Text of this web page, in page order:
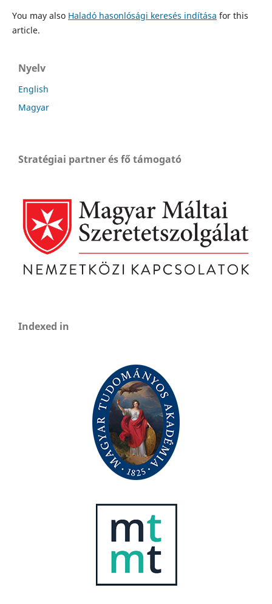
You may also Haladó hasonlósági keresés indítása for this
article.
Nyelv
English
Magyar
Stratégiai partner és fő támogató
Indexed in